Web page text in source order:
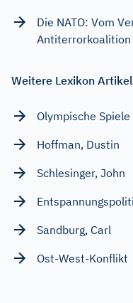
Die NATO: Vom
Antiterrorkoalition
Weitere Lexikon Artikel
Olympische Spiele
Hoffman, Dustin
Schlesinger, John
Sandburg, Carl
Ost-West-Konflikt